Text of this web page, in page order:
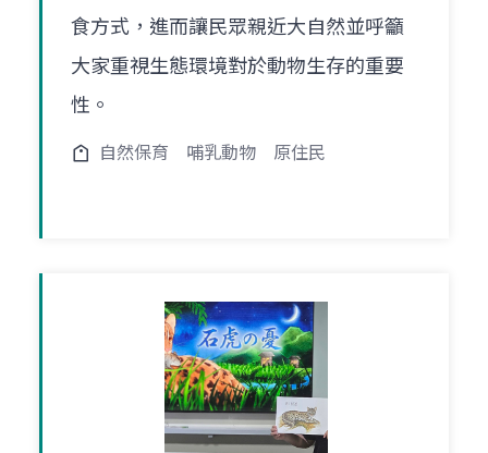
食方式，進而讓民眾親近大自然並呼籲
大家重視生態環境對於動物生存的重要
性。
自然保育 哺乳動物 原住民